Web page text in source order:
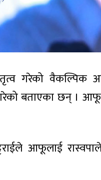
गरेको वैकल्पिक
गरेको बताएका छन् ।
आफूलाई